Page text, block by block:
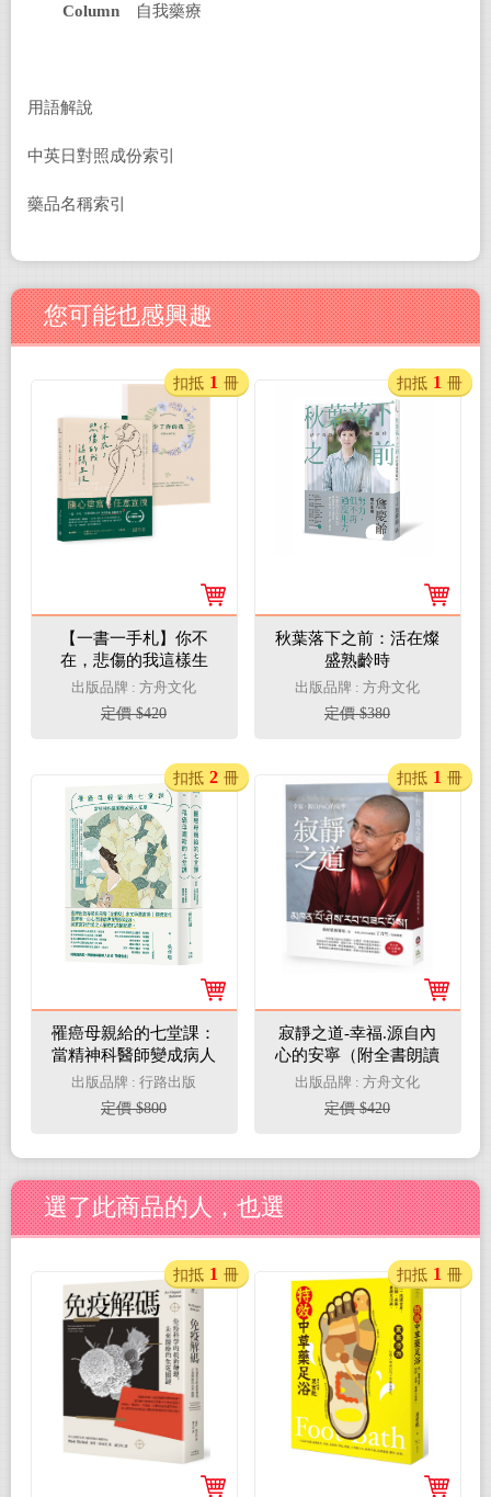
Column 自我藥療
用語解說
中英日對照成份索引
藥品名稱索引
您可能也感興趣
【一書一手札】你不
在，悲傷的我這樣生
活：當心神離線、情緒
潰堤，幫你找回所有需
要的愛與寬容，守護生
出版品牌 : 方舟文化
定價 $420
扣抵 1 冊
秋葉落下之前：活在燦
盛熟齡時
出版品牌 : 方舟文化
定價 $380
扣抵 1 冊
罹癌母親給的七堂課：
當精神科醫師變成病人
家屬＋（續篇）抗癌之
役必修的心理腫瘤學
（給癌症病患、照顧者
出版品牌 : 行路出版
定價 $800
扣抵 2 冊
寂靜之道-幸福.源自內
心的安寧（附全書朗讀
光碟）
出版品牌 : 方舟文化
定價 $420
扣抵 1 冊
選了此商品的人，也選
扣抵 1 冊 扣抵 1 冊